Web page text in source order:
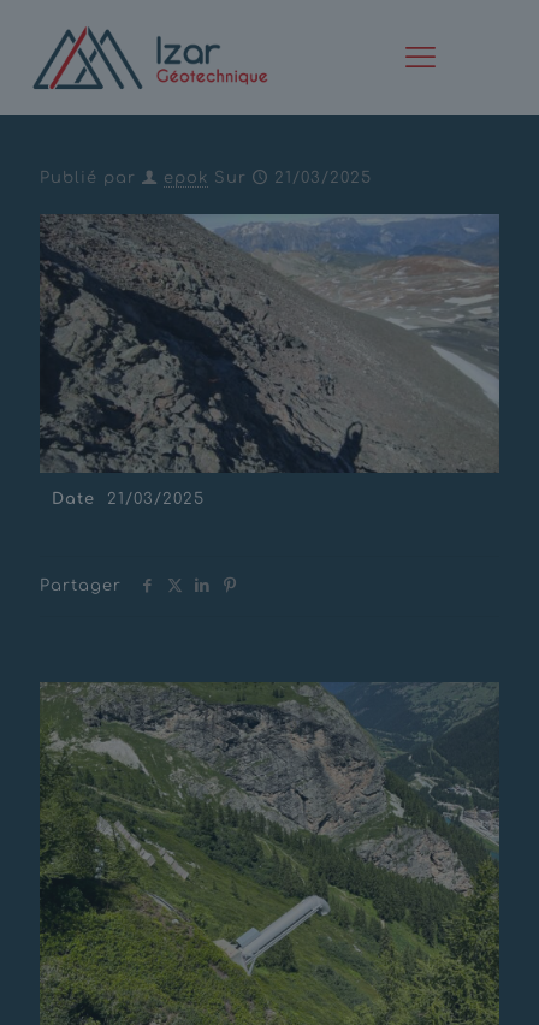
Exploseurs site 3200 – Les
Publié par epok Sur 21/03/2025
Date 21/03/2025
Partager